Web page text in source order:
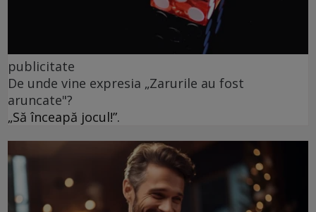
publicitate
De unde vine expresia „Zarurile au fost
aruncate"?
„Să înceapă jocul!”.